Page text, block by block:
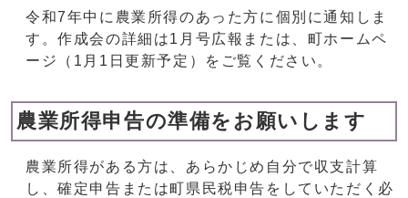
令和7年中に農業所得のあった方に個別に通知しま
す。作成会の詳細は1月号広報または、町ホームペ
ージ（1月1日更新予定）をご覧ください。
農業所得申告の準備をお願いします
農業所得がある方は、あらかじめ自分で収支計算
し、確定申告または町県民税申告をしていただく必